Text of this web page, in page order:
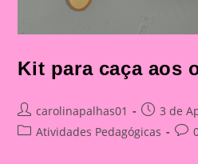
Kit para caça aos
Post
author:
carolinapalhas01
Post
published:
3 de
PostAtividades Pedagógicas
Post